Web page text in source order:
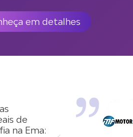
em detalhes
de
na Ema: